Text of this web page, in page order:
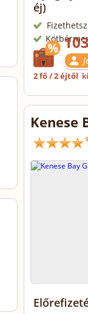
éj)
2 fő / 2 éjtől
Kenese